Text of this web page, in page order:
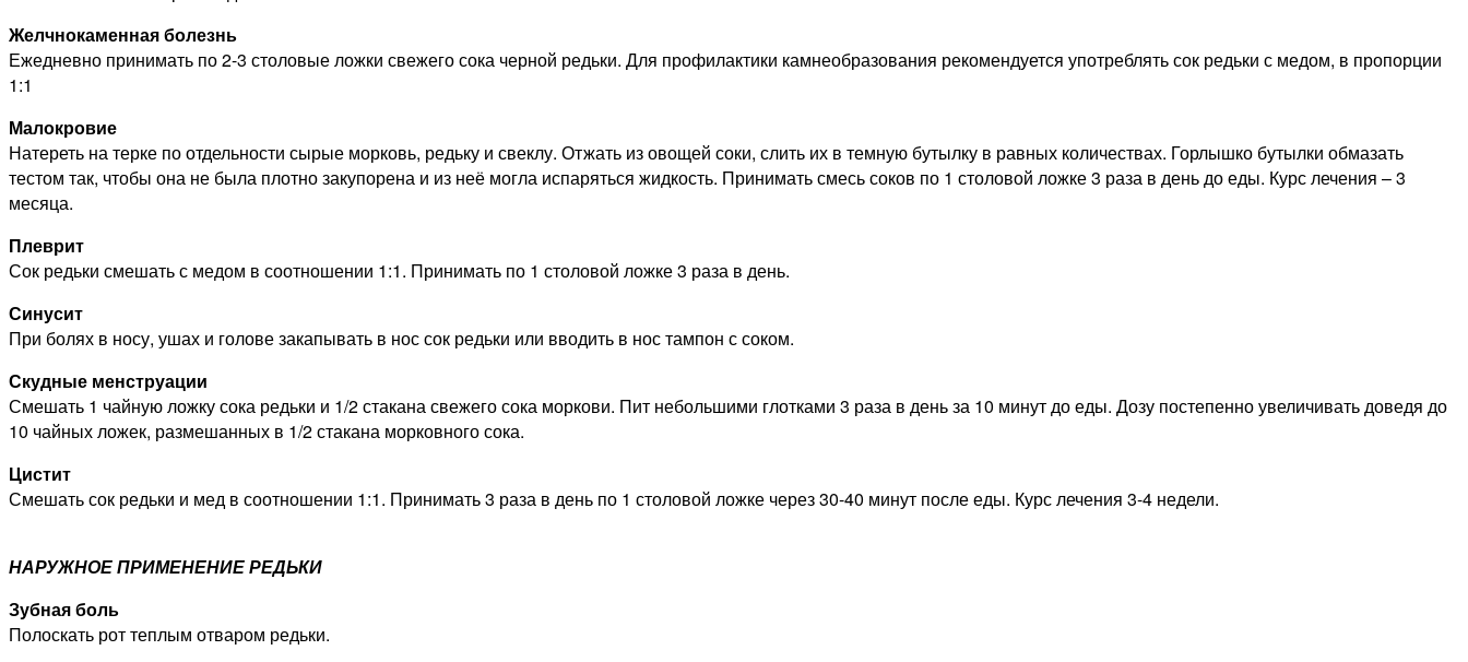
Желчнокаменная болезнь
Ежедневно принимать по 2-3 столовые ложки свежего сока черной редьки. Для профилактики камнеобразования рекомендуется употреблять сок редьки с медом, в пропорции
1:1
Малокровие
Натереть на терке по отдельности сырые морковь, редьку и свеклу. Отжать из овощей соки, слить их в темную бутылку в равных количествах. Горлышко бутылки обмазать
тестом так, чтобы она не была плотно закупорена и из неё могла испаряться жидкость. Принимать смесь соков по 1 столовой ложке 3 раза в день до еды. Курс лечения – 3
месяца.
Плеврит
Сок редьки смешать с медом в соотношении 1:1. Принимать по 1 столовой ложке 3 раза в день.
Синусит
При болях в носу, ушах и голове закапывать в нос сок редьки или вводить в нос тампон с соком.
Скудные менструации
Смешать 1 чайную ложку сока редьки и 1/2 стакана свежего сока моркови. Пит небольшими глотками 3 раза в день за 10 минут до еды. Дозу постепенно увеличивать доведя до
10 чайных ложек, размешанных в 1/2 стакана морковного сока.
Цистит
Смешать сок редьки и мед в соотношении 1:1. Принимать 3 раза в день по 1 столовой ложке через 30-40 минут после еды. Курс лечения 3-4 недели.
НАРУЖНОЕ ПРИМЕНЕНИЕ РЕДЬКИ
Зубная боль
Полоскать рот теплым отваром редьки.